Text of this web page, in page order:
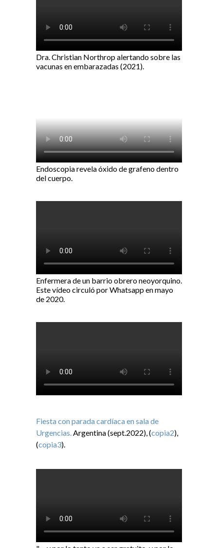
Dra. Christian Northrop alertando sobre las
vacunas en embarazadas (2021).
Endoscopia revela óxido de grafeno dentro
del cuerpo.
Enfermera de un barrio obrero neoyorquino.
Este vídeo circuló por Whatsapp en mayo
de 2020.
Fiesta con parada cardíaca en sala de
Urgencias.Argentina (sept.2022), (copia2),
(copia3).